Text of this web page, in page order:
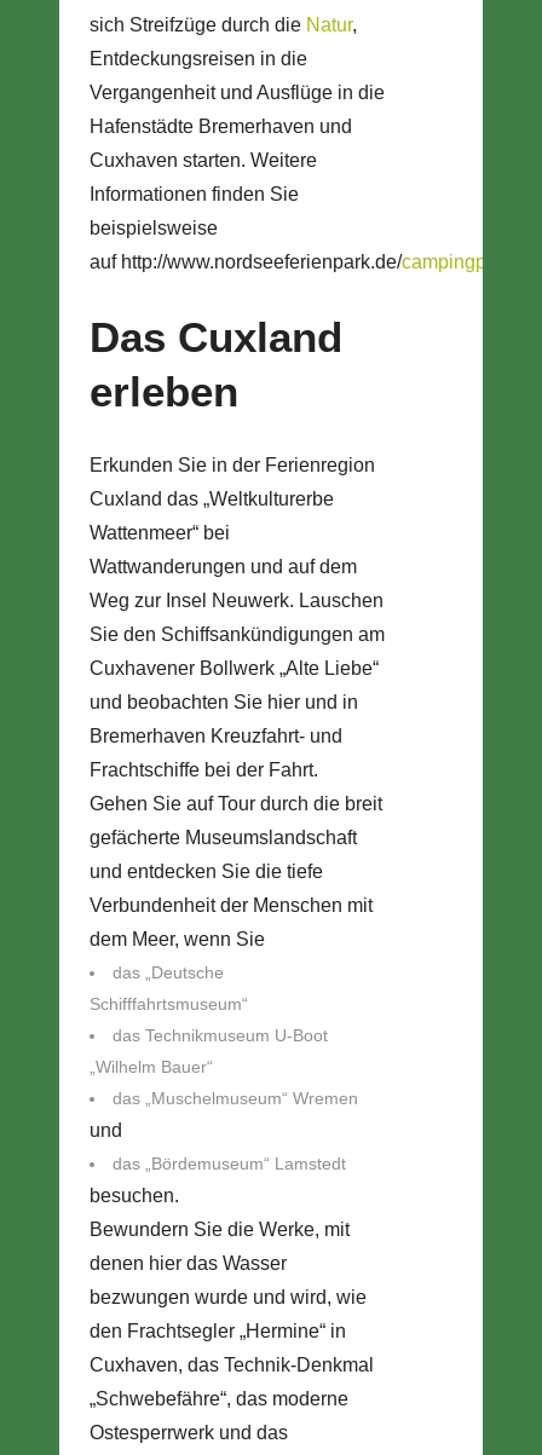
sich Streifzüge durch die Natur,
Entdeckungsreisen in die
Vergangenheit und Ausflüge in die
Hafenstädte Bremerhaven und
Cuxhaven starten. Weitere
Informationen finden Sie
beispielsweise
auf http://www.nordseeferienpark.de/campingplatz
Das Cuxland
erleben
Erkunden Sie in der Ferienregion
Cuxland das „Weltkulturerbe
Wattenmeer“ bei
Wattwanderungen und auf dem
Weg zur Insel Neuwerk. Lauschen
Sie den Schiffsankündigungen am
Cuxhavener Bollwerk „Alte Liebe“
und beobachten Sie hier und in
Bremerhaven Kreuzfahrt- und
Frachtschiffe bei der Fahrt.
Gehen Sie auf Tour durch die breit
gefächerte Museumslandschaft
und entdecken Sie die tiefe
Verbundenheit der Menschen mit
dem Meer, wenn Sie
das „Deutsche
Schifffahrtsmuseum“
das Technikmuseum U-Boot
„Wilhelm Bauer“
das „Muschelmuseum“ Wremen
und
das „Bördemuseum“ Lamstedt
besuchen.
Bewundern Sie die Werke, mit
denen hier das Wasser
bezwungen wurde und wird, wie
den Frachtsegler „Hermine“ in
Cuxhaven, das Technik-Denkmal
„Schwebefähre“, das moderne
Ostesperrwerk und das